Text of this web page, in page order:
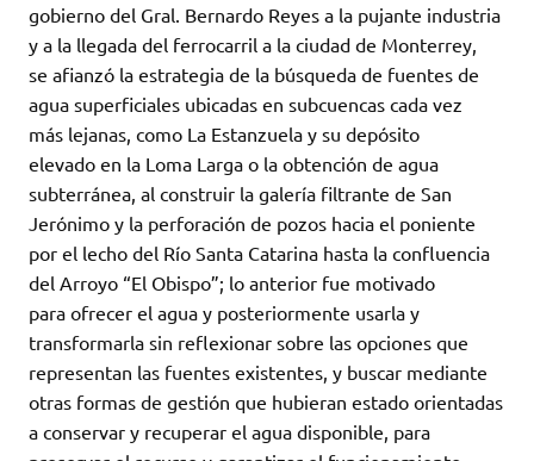
gobierno del Gral. Bernardo Reyes a la pujante industria
y a la llegada del ferrocarril a la ciudad de Monterrey,
se afianzó la estrategia de la búsqueda de fuentes de
agua superficiales ubicadas en subcuencas cada vez
más lejanas, como La Estanzuela y su depósito
elevado en la Loma Larga o la obtención de agua
subterránea, al construir la galería filtrante de San
Jerónimo y la perforación de pozos hacia el poniente
por el lecho del Río Santa Catarina hasta la confluencia
del Arroyo “El Obispo”; lo anterior fue motivado
para ofrecer el agua y posteriormente usarla y
transformarla sin reflexionar sobre las opciones que
representan las fuentes existentes, y buscar mediante
otras formas de gestión que hubieran estado orientadas
a conservar y recuperar el agua disponible, para